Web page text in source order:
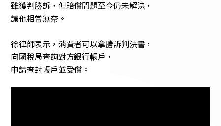
​​雖獲判勝訴，但賠償問題至今仍未解決，
讓他相當無奈。
徐律師表示，消費者可以拿勝訴判決書，
向國稅局查詢對方銀行帳戶，
申請查封帳戶並受償。